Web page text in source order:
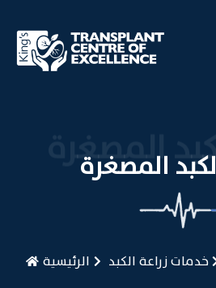
المصغرة
المصغرة
الرئيسية خدمات زراعة الكبد